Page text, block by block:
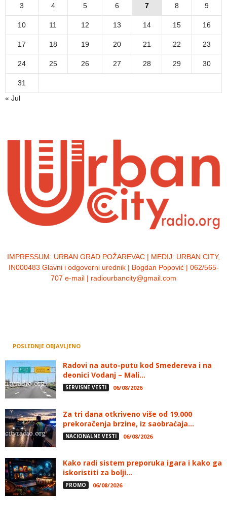
3 4 5 6 7 8 9
10 11 12 13 14 15 16
17 18 19 20 21 22 23
24 25 26 27 28 29 30
31
« Jul
IMPRESSUM: URBAN GRAD POŽAREVAC | MEDIJ: URBAN CITY,
IN000483 Glavni i odgovorni urednik | Bogdan Popović | 062/565-
707 e-mail | radiourbancity@gmail.com
POSLEDNJE OBJAVLJENO
Radovi na auto-putu kod Smedereva i na
deonici Vodanj – Mali...
SERVISNE VESTI 06/08/2026
Za tri dana otkriveno više od 19.000
prekoračenja brzine, iz saobraćaja...
NACIONALNE VESTI 06/08/2026
Kako radi sistem preporuka igara i kako ga
iskoristiti za bolji...
PROMO 06/08/2026